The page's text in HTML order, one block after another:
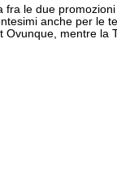
fra le due
anche per le
Ovunque, mentre la